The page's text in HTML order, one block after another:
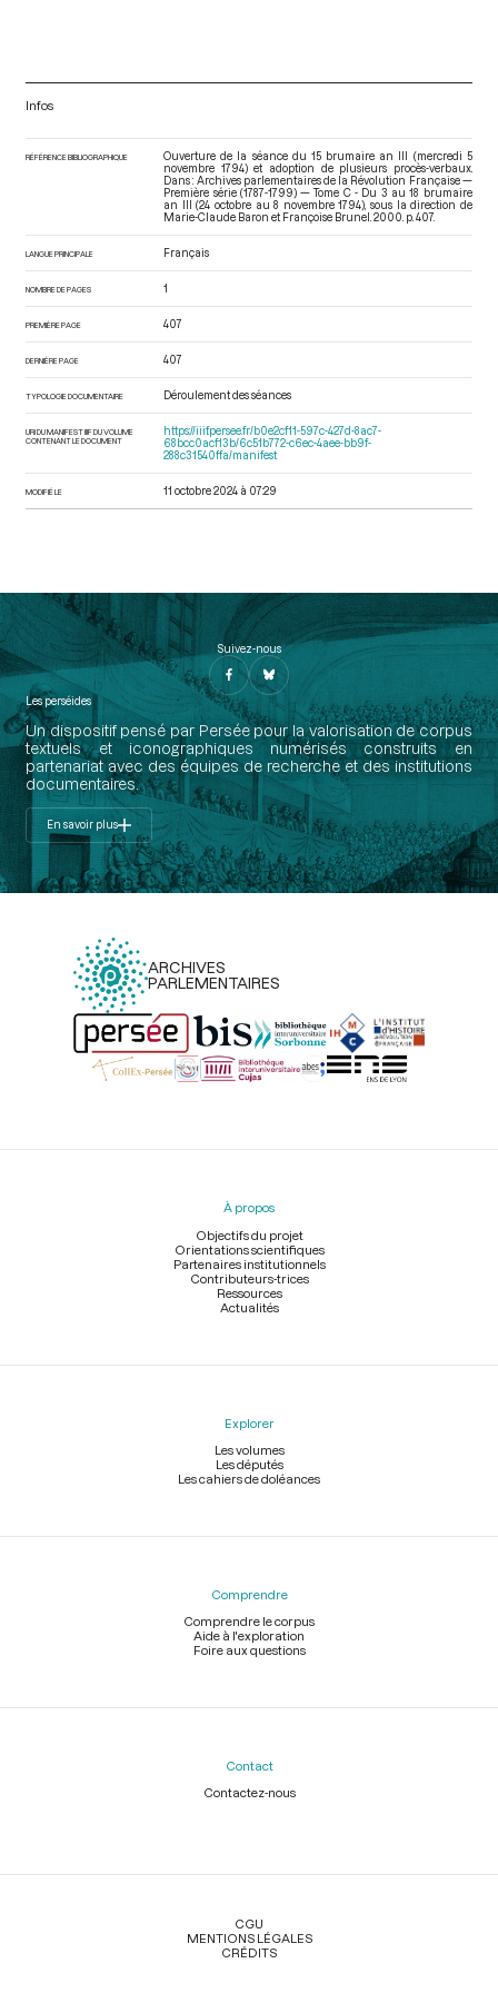
Infos
RÉFÉRENCE BIBLIOGRAPHIQUE
Ouverture de la séance du 15 brumaire an III (mercredi 5
novembre 1794) et adoption de plusieurs procès-verbaux.
Dans : Archives parlementaires de la Révolution Française —
Première série (1787-1799) — Tome C - Du 3 au 18 brumaire
an III (24 octobre au 8 novembre 1794) , sous la direction de
Marie-Claude Baron et Françoise Brunel. 2000. p. 407.
LANGUE PRINCIPALE Français
NOMBRE DE PAGES 1
PREMIÈRE PAGE 407
DERNIÈRE PAGE 407
TYPOLOGIE DOCUMENTAIRE Déroulement des séances
URI DU MANIFEST IIIF DU VOLUME
CONTENANT LE DOCUMENT
https://iiif.persee.fr/b0e2cf11-597c-427d-8ac7-
68bcc0acf13b/6c51b772-c6ec-4aee-bb9f-
288c31540ffa/manifest
MODIFIÉ LE 11 octobre 2024 à 07:29
Suivez-nous
Les perséides
Un dispositif pensé par Persée pour la valorisation de corpus
textuels et iconographiques numérisés construits en
partenariat avec des équipes de recherche et des institutions
documentaires.
En savoir plus
ARCHIVES
PARLEMENTAIRES
Menu
À propos
Objectifs du projet
Orientations scientifiques
Partenaires institutionnels
Contributeurs-trices
Ressources
Actualités
Explorer
Les volumes
Les députés
Les cahiers de doléances
Comprendre
Comprendre le corpus
Aide à l'exploration
Foire aux questions
Contact
Contactez-nous
Légal
CGU
MENTIONS LÉGALES
CRÉDITS